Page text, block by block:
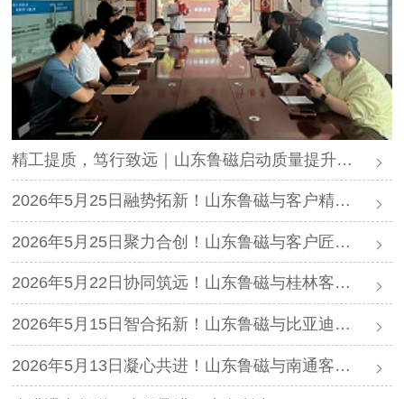
精工提质，笃行致远｜山东鲁磁启动质量提升月晨会，筑牢品质根基
2026年5月25日融势拓新！山东鲁磁与客户精诚合作，共创未来
2026年5月25日聚力合创！山东鲁磁与客户匠心深耕，同筑华章
2026年5月22日协同筑远！山东鲁磁与桂林客户携手拓疆，共启新程
2026年5月15日智合拓新！山东鲁磁与比亚迪客户匠心筑梦，共筑新峰
2026年5月13日凝心共进！山东鲁磁与南通客户携手并进，共创未来